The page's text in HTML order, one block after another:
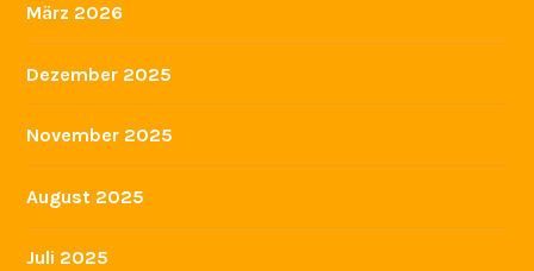
März 2026
Dezember 2025
November 2025
August 2025
Juli 2025